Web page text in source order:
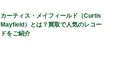
カーティス・メイフィールド（Curtis
Mayfield）とは？買取で人気のレコー
ドをご紹介